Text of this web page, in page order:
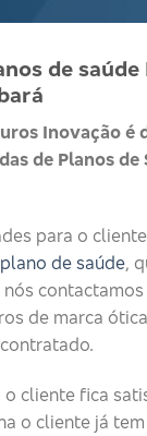
de
Inovação é
de Planos de
para o
plano de saúde,
de marca
o cliente fica
o cliente já